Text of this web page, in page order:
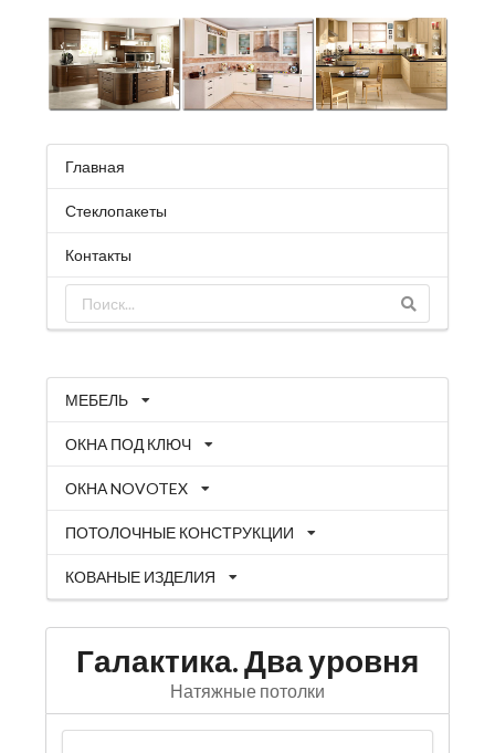
Главная
Стеклопакеты
Контакты
МЕБЕЛЬ
ОКНА ПОД КЛЮЧ
ОКНА NOVOTEX
ПОТОЛОЧНЫЕ КОНСТРУКЦИИ
КОВАНЫЕ ИЗДЕЛИЯ
Галактика. Два уровня
Натяжные потолки